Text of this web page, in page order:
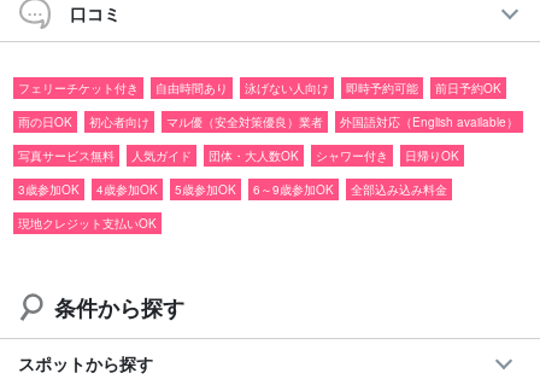
フェリーチケット付き
90%以上が亜熱帯植物に囲まれた西表島の大自然でSUPorカヌー
に乗ってマングローブ林を散策、そして一度は訪れてみたい『由
布島』観光が楽しめる欲張りプランです。
口コミ
フェリーチケット付き 自由時間あり 泳げない人向け 即時予約可能
前日予約OK
雨の日OK
初心者向け マル優（安全対策優良）業者
外国語対応（English available）
写真サービス無料
人気ガイド 団体・大人数OK シャワー付き
日帰りOK
3歳参加OK
4歳参加OK 5歳参加OK 6～9歳参加OK
全部込み込み料金
現地クレジット支払いOK
条件から探す
スポットから探す